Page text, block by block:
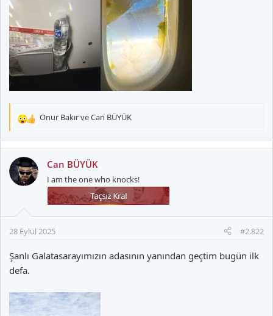
T
k
i
l
Onur BakırveCan BÜYÜK
Can BÜYÜK
I am the one who knocks!
28 Eylül 2025 #2.822
Şanlı Galatasarayımızın adasının yanından geçtim bugün ilk
defa.